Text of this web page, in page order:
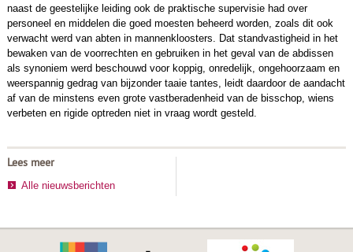
naast de geestelijke leiding ook de praktische supervisie had over
personeel en middelen die goed moesten beheerd worden, zoals dit ook
verwacht werd van abten in mannenkloosters. Dat standvastigheid in het
bewaken van de voorrechten en gebruiken in het geval van de abdissen
als synoniem werd beschouwd voor koppig, onredelijk, ongehoorzaam en
weerspannig gedrag van bijzonder taaie tantes, leidt daardoor de aandacht
af van de minstens even grote vastberadenheid van de bisschop, wiens
verbeten en rigide optreden niet in vraag wordt gesteld.
Lees meer
Alle nieuwsberichten